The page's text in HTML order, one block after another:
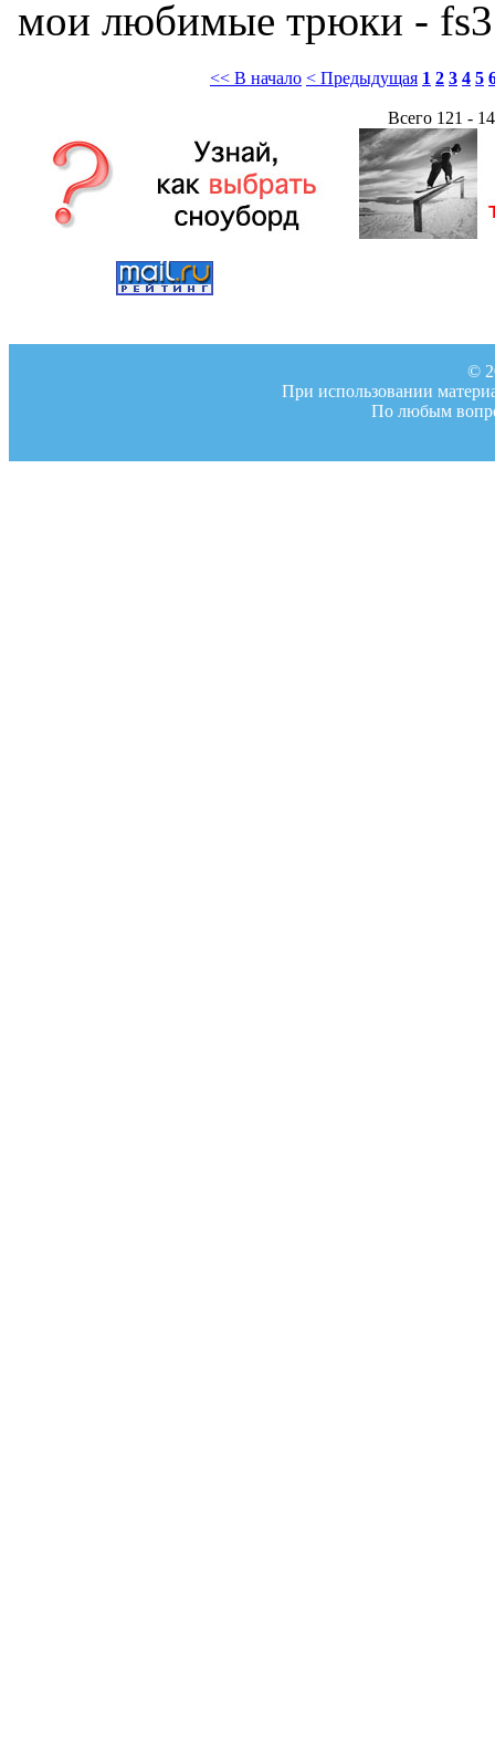
мои любимые трюки -
<< В начало < Предыдущая 1 2 3 4 5
Всего 121 -
©
При использовании
По любым